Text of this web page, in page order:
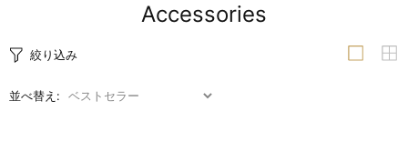
Accessories
絞り込み
並べ替え: